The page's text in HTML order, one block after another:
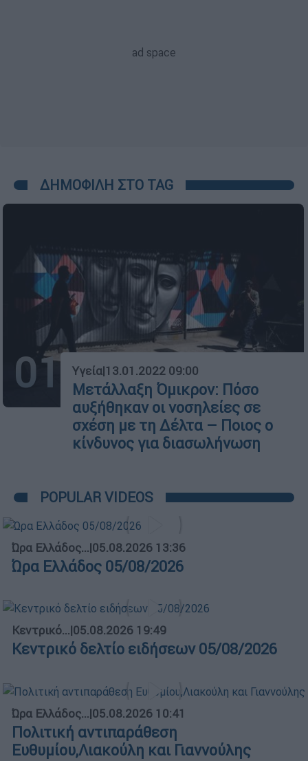
ΔΗΜΟΦΙΛΗ ΣΤΟ TAG
01 Υγεία|13.01.2022 09:00
Μετάλλαξη Όμικρον: Πόσο
αυξήθηκαν οι νοσηλείες σε
σχέση με τη Δέλτα – Ποιος ο
κίνδυνος για διασωλήνωση
POPULAR VIDEOS
Ώρα Ελλάδος...|05.08.2026 13:36
Ώρα Ελλάδος 05/08/2026
Κεντρικό...|05.08.2026 19:49
Κεντρικό δελτίο ειδήσεων 05/08/2026
Ώρα Ελλάδος...|05.08.2026 10:41
Πολιτική αντιπαράθεση
Ευθυμίου,Λιακούλη και Γιαννούλης